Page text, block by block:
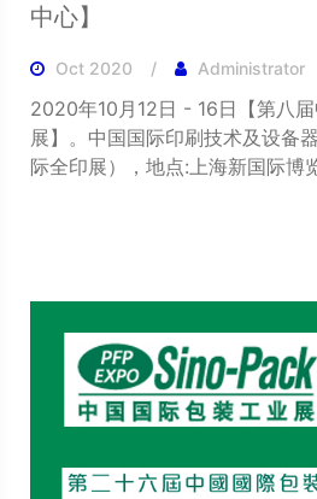
中心】
Oct 2020 Administrator
2020年10月12日 - 16日【第八
展】。中国国际印刷技术及设备
际全印展），地点:上海新国际博